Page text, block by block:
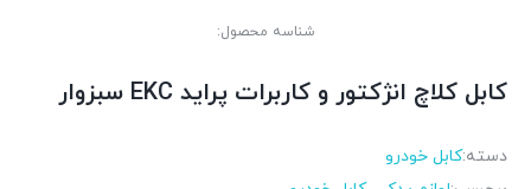
شناسه محصول:
کابل کلاچ انژکتور و کاربرات پراید EKC سبزوار
دسته:کابل خودرو